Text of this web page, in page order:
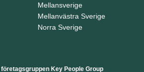
Mellansverige
Mellanvästra Sverige
Norra Sverige
företagsgruppen Key People Group